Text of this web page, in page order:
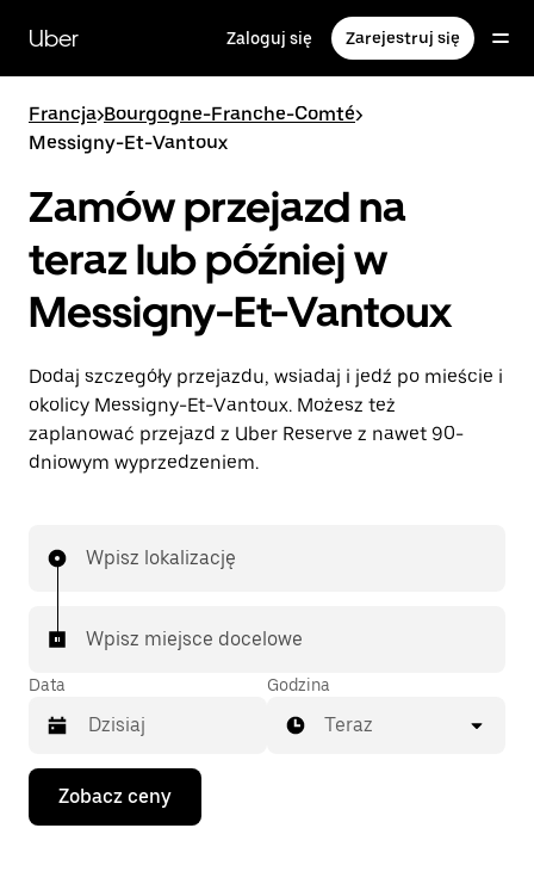
głównej
zawartości
Uber Zaloguj się Zarejestruj się
Francja>Bourgogne-Franche-Comté>
Messigny-Et-Vantoux
Zamów przejazd na
teraz lub później w
Messigny-Et-Vantoux
Dodaj szczegóły przejazdu, wsiadaj i jedź po mieście i
okolicy Messigny-Et-Vantoux. Możesz też
zaplanować przejazd z Uber Reserve z nawet 90-
dniowym wyprzedzeniem.
Wpisz lokalizację
Wpisz miejsce docelowe
Data
Naciśnij
klawisz
strzałki
Godzina
Teraz
Zobacz ceny